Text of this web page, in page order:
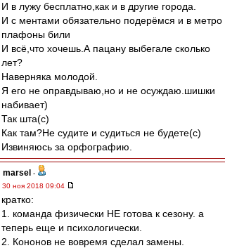
И в лужу бесплатно,как и в другие города.
И с ментами обязательно подерёмся и в метро
плафоны били
И всё,что хочешь.А пацану выбегале сколько
лет?
Наверняка молодой.
Я его не оправдываю,но и не осуждаю.шишки
набивает)
Так шта(с)
Как там?Не судите и судиться не будете(с)
Извиняюсь за орфографию.
marsel -
30 ноя 2018 09:04
кратко:
1. команда физически НЕ готова к сезону. а
теперь еще и психологически.
2. Кононов не вовремя сделал замены.